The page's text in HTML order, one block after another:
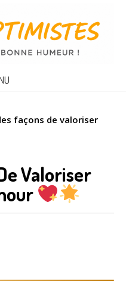
façons de valoriser
Valoriser